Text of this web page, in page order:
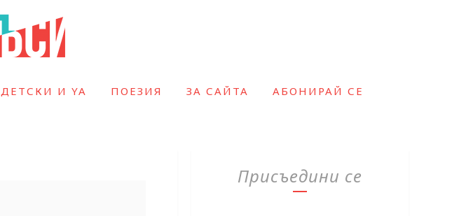
ДЕТСКИ И YA ПОЕЗИЯ ЗА САЙТА АБОНИРАЙ СЕ
Присъедини се